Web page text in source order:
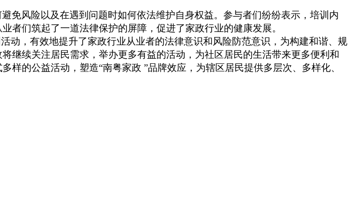
免风险以及在遇到问题时如何依法维护自身权益。参与者们纷纷表示，培训内
者们筑起了一道法律保护的屏障，促进了家政行业的健康发展。
动，有效地提升了家政行业从业者的法律意识和风险防范意识，为构建和谐、规
继续关注居民需求，举办更多有益的活动，为社区居民的生活带来更多便利和
样的公益活动，塑造“南粤家政 ”品牌效应，为辖区居民提供多层次、多样化、